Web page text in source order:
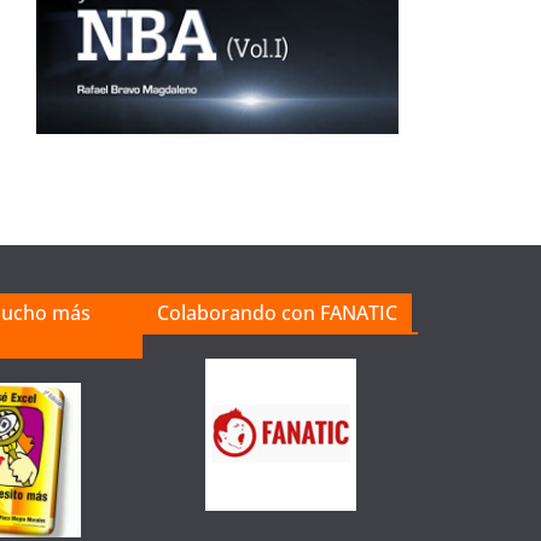
más
Colaborando con FANATIC